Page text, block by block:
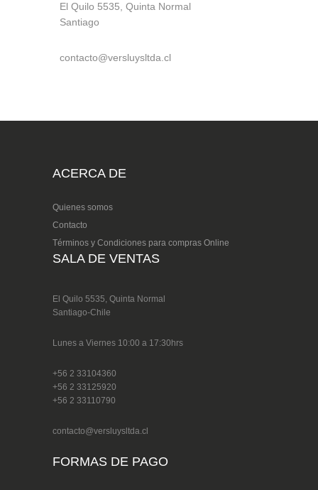
El Quilo 5535, Quinta Normal
Santiago
contacto@versluysltda.cl
ACERCA DE
Quienes somos
Contacto
Términos y Condiciones para compras Online
SALA DE VENTAS
El Quilo 5535, Quinta Normal
Santiago-Chile
Lunes a Viernes 10:00 a 17:30hrs
+56 2 33104360
+56 2 33125920
+56 2 33110790
contacto@versluysltda.cl
FORMAS DE PAGO